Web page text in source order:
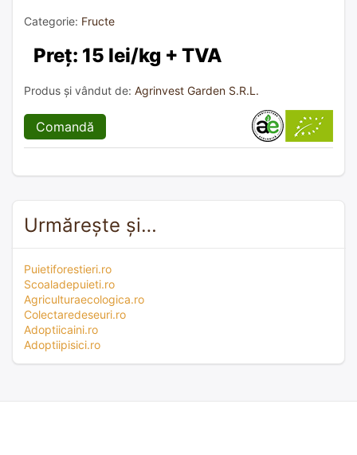
Categorie: Fructe
Preț: 15 lei/kg + TVA
Produs și vândut de: Agrinvest Garden S.R.L.
Comandă
Urmărește și…
Puietiforestieri.ro
Scoaladepuieti.ro
Agriculturaecologica.ro
Colectaredeseuri.ro
Adoptiicaini.ro
Adoptiipisici.ro